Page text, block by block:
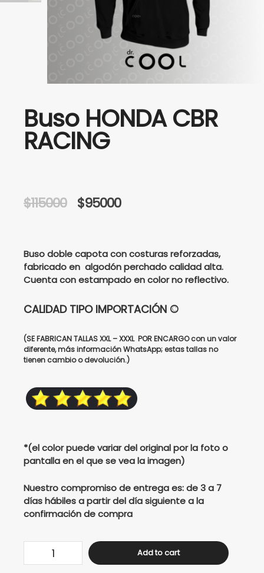
Buso HONDA CBR
RACING
$115000
Original
was:
$115000.
$95000Current
is:
Buso doble capota con costuras reforzadas,
fabricado en algodón perchado calidad alta.
Cuenta con estampado en color no reflectivo.
CALIDAD TIPO IMPORTACIÓN ©
(SE FABRICAN TALLAS XXL – XXXL POR ENCARGO con un valor
diferente, más información WhatsApp; estas tallas no
tienen cambio o devolución.)
*(el color puede variar del original por la foto o
pantalla en el que se vea la imagen)
Nuestro compromiso de entrega es: de 3 a 7
días hábiles a partir del día siguiente a la
confirmación de compra
HONDA
Add to cart